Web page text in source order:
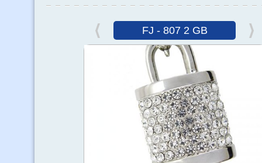
FJ - 807 2 GB